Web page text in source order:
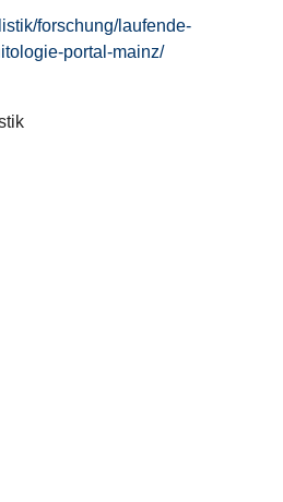
forschung/laufende-
portal-mainz/